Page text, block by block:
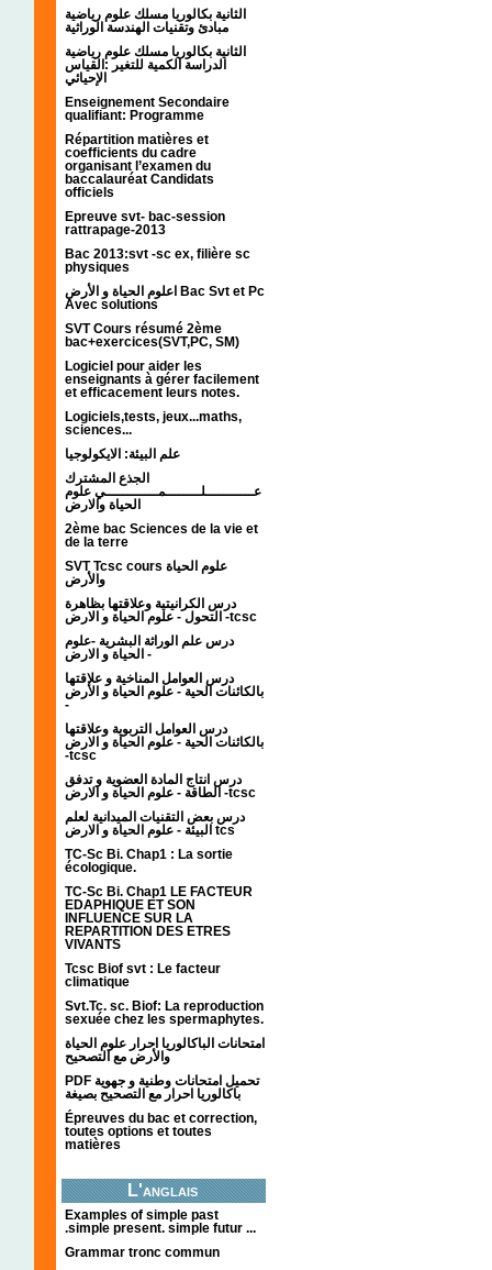
الثانية بكالوريا مسلك علوم رياضية
مبادئ وتقنيات الهندسة الوراثية
الثانية بكالوريا مسلك علوم رياضية
الدراسة الكمية للتغير :القياس
الإحيائي
Enseignement Secondaire
qualifiant: Programme
Répartition matières et
coefficients du cadre
organisant l’examen du
baccalauréat Candidats
officiels
Epreuve svt- bac-session
rattrapage-2013
Bac 2013:svt -sc ex, filière sc
physiques
اعلوم الحياة و الأرض Bac Svt et Pc
Avec solutions
SVT Cours résumé 2ème
bac+exercices(SVT,PC, SM)
Logiciel pour aider les
enseignants à gérer facilement
et efficacement leurs notes.
Logiciels,tests, jeux...maths,
sciences...
علم البيئة: الايكولوجيا
الجذع المشترك
عـــــــــــلــــــــمــــــــــــي علوم
الحياة والارض
2ème bac Sciences de la vie et
de la terre
SVT Tcsc cours علوم الحياة
والأرض
درس الكرانيتية وعلاقتها بظاهرة
التحول - علوم الحياة و الارض -tcsc
درس علم الوراثة البشرية -علوم
الحياة و الارض -
درس العوامل المناخية و علاقتها
بالكائنات الحية - علوم الحياة و الأرض
-
درس العوامل التربوية وعلاقتها
بالكائنات الحية - علوم الحياة و الارض
-tcsc
درس انتاج المادة العضوية و تدفق
الطاقة - علوم الحياة و الارض -tcsc
درس بعض التقنيات الميدانية لعلم
البيئة - علوم الحياة و الارض tcs
TC-Sc Bi. Chap1 : La sortie
écologique.
TC-Sc Bi. Chap1 LE FACTEUR
EDAPHIQUE ET SON
INFLUENCE SUR LA
REPARTITION DES ETRES
VIVANTS
Tcsc Biof svt : Le facteur
climatique
Svt.Tc. sc. Biof: La reproduction
sexuée chez les spermaphytes.
امتحانات الباكالوريا احرار علوم الحياة
والأرض مع التصحيح
PDF تحميل امتحانات وطنية و جهوية
باكالوريا احرار مع التصحيح بصيغة
Épreuves du bac et correction,
toutes options et toutes
matières
L'anglais
Examples of simple past
.simple present. simple futur ...
Grammar tronc commun